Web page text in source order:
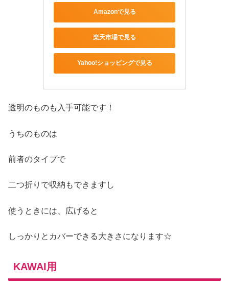
Amazonで見る
楽天市場で見る
Yahoo!ショッピングで見る
透明のものも入手可能です！
うちのものは
前者のタイプで
二つ折りで収納もできますし
使うときには、広げると
しっかりとカバーできる大きさになります☆
KAWAI用